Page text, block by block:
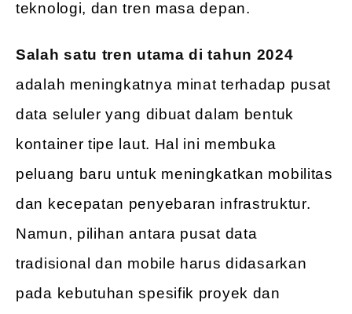
teknologi, dan tren masa depan.
Salah satu tren utama di tahun 2024
adalah meningkatnya minat terhadap pusat
data seluler yang dibuat dalam bentuk
kontainer tipe laut. Hal ini membuka
peluang baru untuk meningkatkan mobilitas
dan kecepatan penyebaran infrastruktur.
Namun, pilihan antara pusat data
tradisional dan mobile harus didasarkan
pada kebutuhan spesifik proyek dan